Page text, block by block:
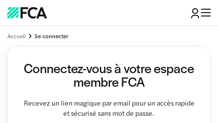
Accueil Se connecter
Connectez-vous à votre espace
membre FCA
Recevez un lien magique par email pour un accès rapide
et sécurisé sans mot de passe.